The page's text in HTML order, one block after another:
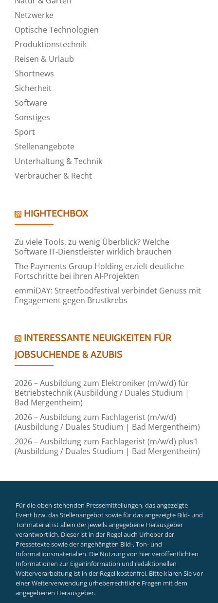
Netzwerke
Optische Technologien
Produktionstechnik
Reisen & Urlaub
Shortnews
Sicherheit
Software
Sonstiges
Sport
Stellenangebote
Unterhaltung & Technik
Verbraucher & Recht
HIGHTECHBOX
Zu viele Tools, zu wenig Überblick? Welche
Software IT-Dienstleister wirklich brauchen
The Payments Group Holding erzielt deutliche
Fortschritte bei ihren AI-Projekten
emmiDAY: Streetfoodfestival verbindet Genuss mit
Engagement gegen Brustkrebs
INTERESSANTE NEUIGKEITEN FÜR
JOBSUCHENDE & AZUBIS
2026 – Ausbildung zum Elektroniker (m/w/d) für
Betriebstechnik (Ausbildung / Duales Studium |
Bad Mergentheim)
2026 – Ausbildung zum Fachlagerist (m/w/d)
(Ausbildung / Duales Studium | Bad Mergentheim)
2026 – Ausbildung zum Fachlagerist (m/w/d) plus1
(Ausbildung / Duales Studium | Bad Mergentheim)
Für die oben stehenden Pressemitteilungen, das angezeigte
Event bzw. das Stellenangebot sowie für das angezeigte Bild- und
Tonmaterial ist allein der jeweils angegebene Herausgeber
verantwortlich. Dieser ist in der Regel auch Urheber der
Pressetexte sowie der angehängten Bild-, Ton- und
Informationsmaterialien. Die Nutzung von hier veröffentlichten
Informationen zur Eigeninformation und redaktionellen
Weiterverarbeitung ist in der Regel kostenfrei. Bitte klären Sie vor
einer Weiterverwendung urheberrechtliche Fragen mit dem
angegebenen Herausgeber.